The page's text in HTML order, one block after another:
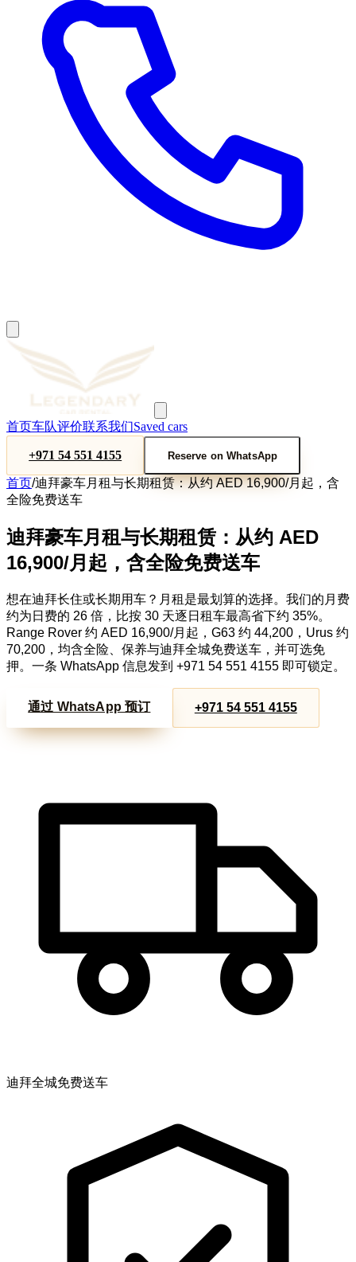
首页车队评价联系我们Saved cars
+971 54 551 4155 Reserve on WhatsApp
首页/迪拜豪车月租与长期租赁：从约 AED 16,900/月起，含
全险免费送车
迪拜豪车月租与长期租赁：从约 AED
16,900/月起，含全险免费送车
想在迪拜长住或长期用车？月租是最划算的选择。我们的月费
约为日费的 26 倍，比按 30 天逐日租车最高省下约 35%。
Range Rover 约 AED 16,900/月起，G63 约 44,200，Urus 约
70,200，均含全险、保养与迪拜全城免费送车，并可选免
押。一条 WhatsApp 信息发到 +971 54 551 4155 即可锁定。
通过 WhatsApp 预订 +971 54 551 4155
迪拜全城免费送车